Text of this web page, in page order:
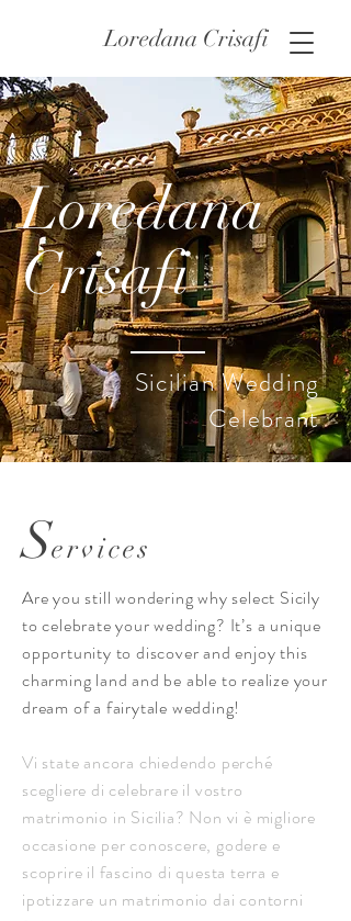
Loredana Crisafi
Loredana
Crisafi
Sicilian Wedding
Celebrant
Services
Are you still wondering why select Sicily
to celebrate your wedding? It’s a unique
opportunity to discover and enjoy this
charming land and be able to realize your
dream of a fairytale wedding!
Vi state ancora chiedendo perché
scegliere di celebrare il vostro
matrimonio in Sicilia? Non vi è migliore
occasione per conoscere, godere e
scoprire il fascino di questa terra e
ipotizzare un matrimonio dai contorni